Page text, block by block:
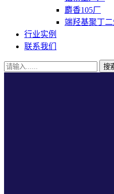
麝香105厂
端羟基聚丁
行业实例
联系我们